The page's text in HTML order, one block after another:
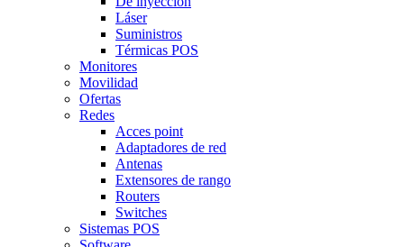
Láser
Suministros
Térmicas POS
Monitores
Movilidad
Ofertas
Redes
Acces point
Adaptadores de red
Antenas
Extensores de rango
Routers
Switches
Sistemas POS